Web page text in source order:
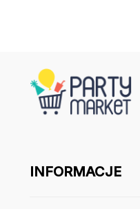
INFORMACJE